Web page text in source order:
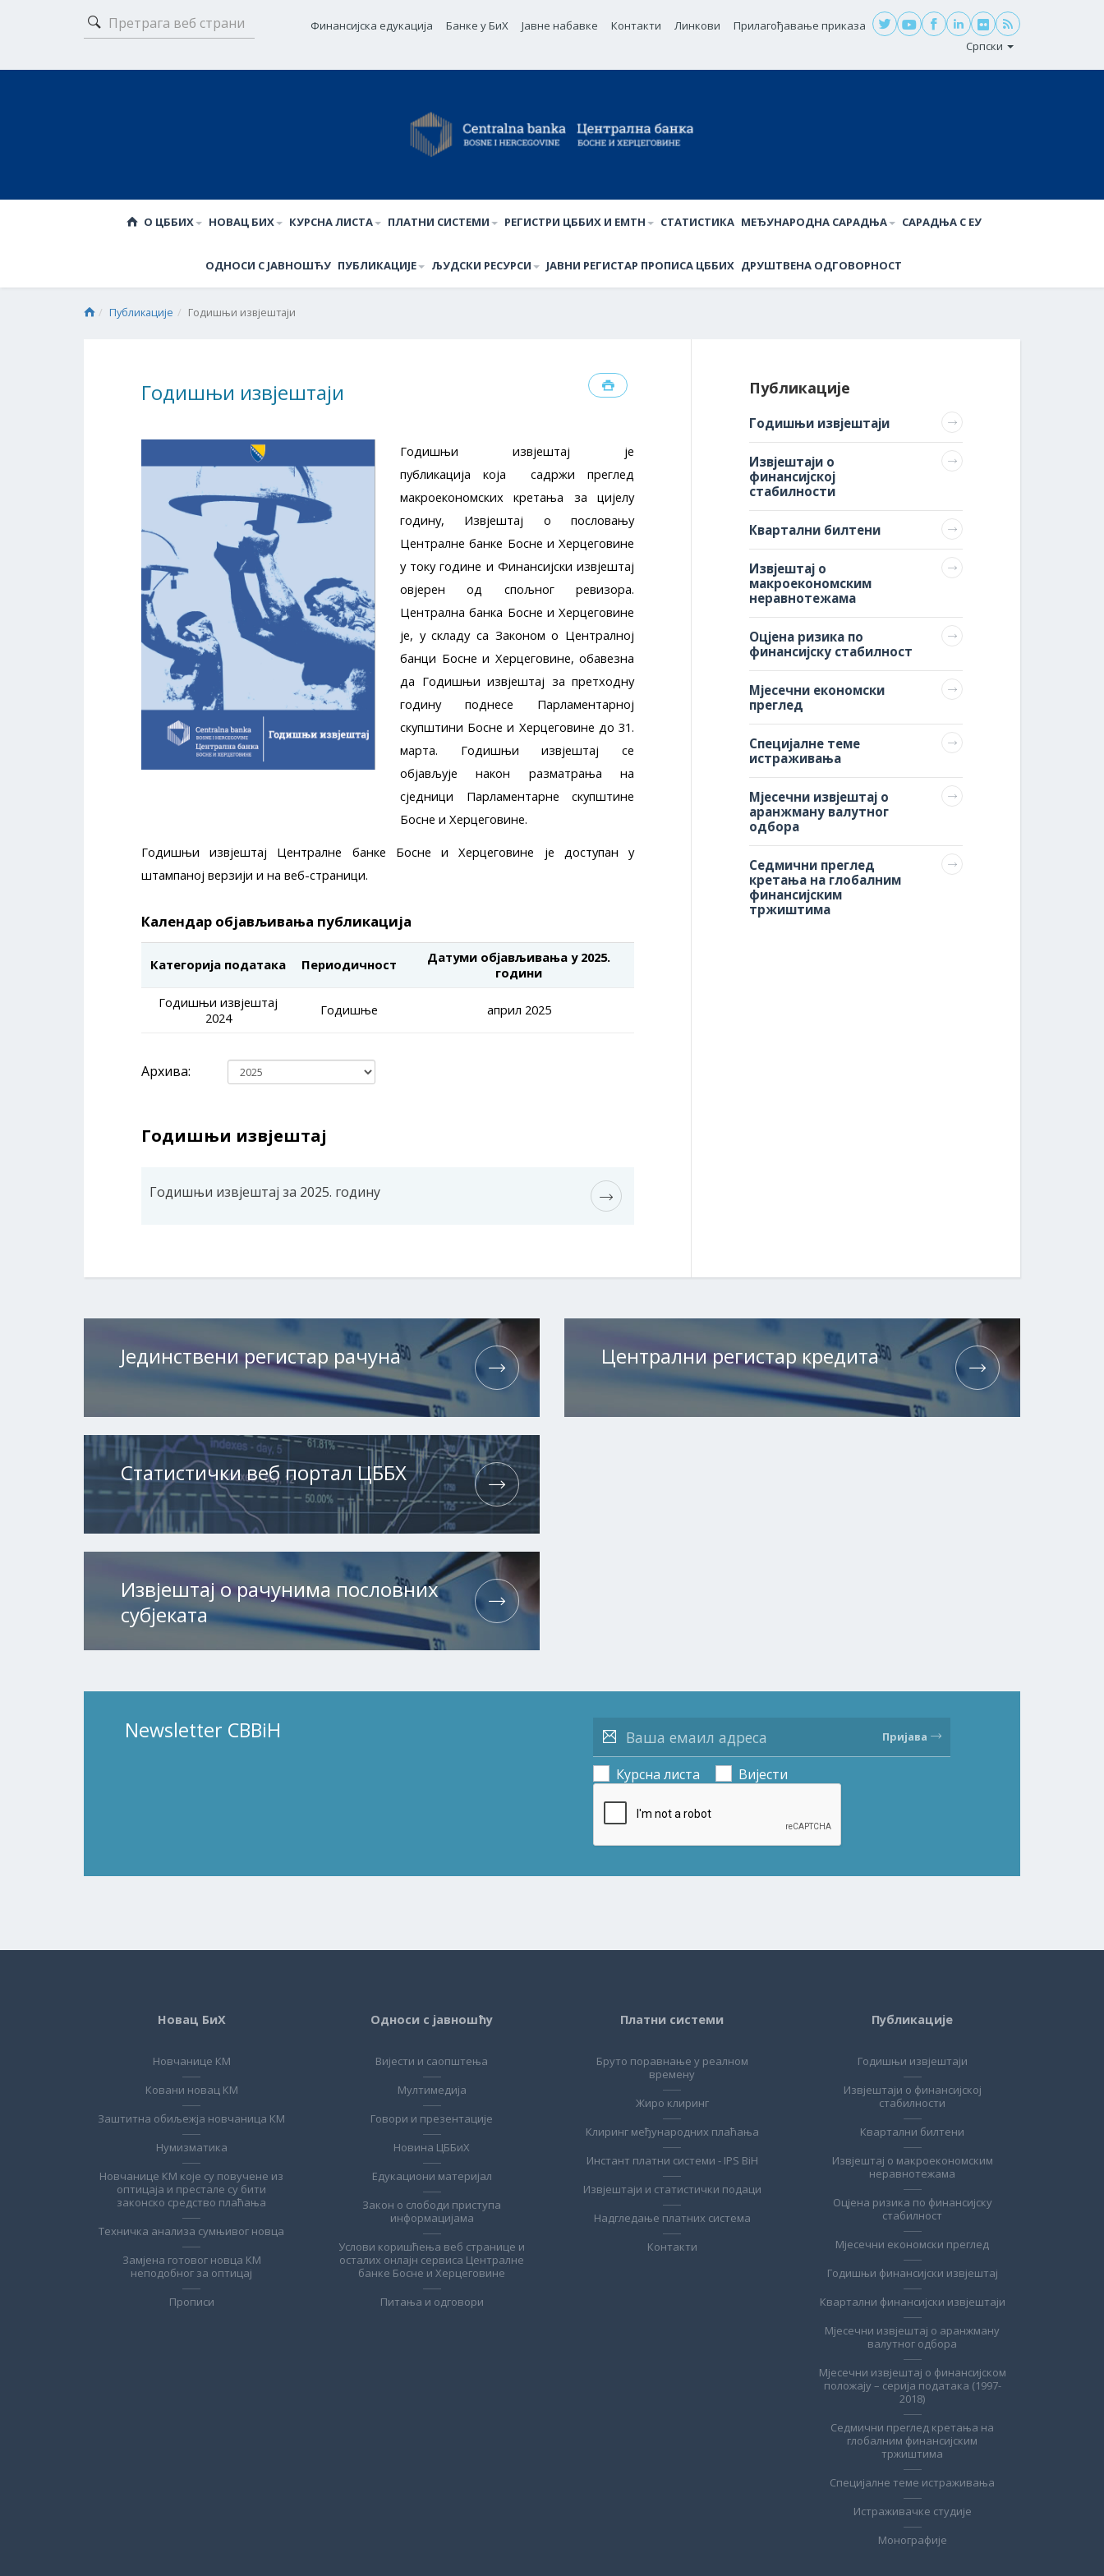
Финансијска едукација Банке у БиХ Јавне набавке Контакти Линкови
Прилагођавање приказа
Српски
О ЦББИХ НОВАЦ БИХ КУРСНА ЛИСТА ПЛАТНИ СИСТЕМИ РЕГИСТРИ ЦББИХ И ЕМТН СТАТИСТИКА МЕЂУНАРОДНА САРАДЊА САРАДЊА С ЕУ
ОДНОСИ С ЈАВНОШЋУ ПУБЛИКАЦИЈЕ ЉУДСКИ РЕСУРСИ ЈАВНИ РЕГИСТАР ПРОПИСА ЦББИХ ДРУШТВЕНА ОДГОВОРНОСТ
Публикације Годишњи извјештаји
Годишњи извјештаји
Годишњи извјештај је
публикација која садржи преглед
макроекономских кретања за цијелу
годину, Извјештај о пословању
Централне банке Босне и Херцеговине
у току године и Финансијски извјештај
овјерен од спољног ревизора.
Централна банка Босне и Херцеговине
је, у складу са Законом о Централној
банци Босне и Херцеговине, обавезна
да Годишњи извјештај за претходну
годину поднесе Парламентарној
скупштини Босне и Херцеговине до 31.
марта. Годишњи извјештај се
објављује након разматрања на
сједници Парламентарне скупштине
Босне и Херцеговине.
Годишњи извјештај Централне банке Босне и Херцеговине је доступан у
штампаној верзији и на веб-страници.
Календар објављивања публикација
Категорија података Периодичност
Датуми објављивања у 2025.
години
Годишњи извјештај
2024
Годишње април 2025
Архива:
Годишњи извјештај
Годишњи извјештај за 2025. годину
Публикације
Годишњи извјештаји
Извјештаји о
финансијској
стабилности
Квартални билтени
Извјештај о
макроекономским
неравнотежама
Оцјена ризика по
финансијску стабилност
Мјесечни економски
преглед
Специјалне теме
истраживања
Мјесечни извјештај о
аранжману валутног
одбора
Седмични преглед
кретања на глобалним
финансијским
тржиштима
Јединствени регистар рачуна Централни регистар кредита
Статистички веб портал ЦББХ
Извјештај о рачунима пословних
субјеката
Newsletter CBBiH Пријава
Курсна листа Вијести
Новац БиХ
Новчанице КМ
Ковани новац КМ
Заштитна обиљежја новчаница КМ
Нумизматика
Новчанице КМ које су повучене из
оптицаја и престале су бити
законско средство плаћања
Техничка анализа сумњивог новца
Замјена готовог новца КМ
неподобног за оптицај
Прописи
Односи с јавношћу
Вијести и саопштења
Мултимедија
Говори и презентације
Новина ЦББиХ
Едукациони материјал
Закон о слободи приступа
информацијама
Услови коришћења веб странице и
осталих онлајн сервиса Централне
банке Босне и Херцеговине
Питања и одговори
Платни системи
Бруто поравнање у реалном
времену
Жиро клиринг
Клиринг међународних плаћања
Инстант платни системи - IPS BiH
Извјештаји и статистички подаци
Надгледање платних система
Контакти
Публикације
Годишњи извјештаји
Извјештаји о финансијској
стабилности
Квартални билтени
Извјештај о макроекономским
неравнотежама
Оцјена ризика по финансијску
стабилност
Мјесечни економски преглед
Годишњи финансијски извјештај
Квартални финансијски извјештаји
Мјесечни извјештај о аранжману
валутног одбора
Мјесечни извјештај о финансијском
положају – серија података (1997-
2018)
Седмични преглед кретања на
глобалним финансијским
тржиштима
Специјалне теме истраживања
Истраживачке студије
Монографије